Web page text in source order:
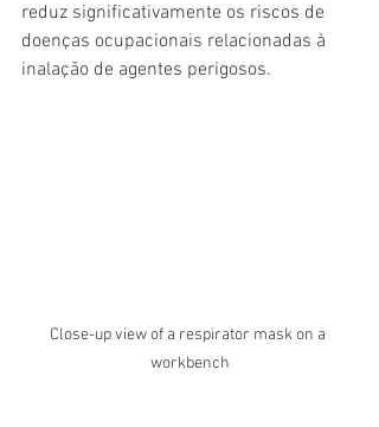
reduz significativamente os riscos de
doenças ocupacionais relacionadas à
inalação de agentes perigosos.
Close-up view of a respirator mask on a
workbench